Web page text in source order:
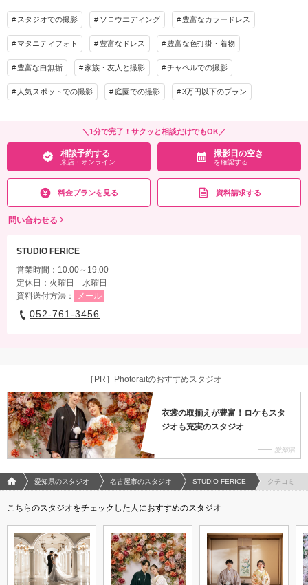
スタジオでの撮影 ソロウエディング 豊富なカラードレス
マタニティフォト 豊富なドレス 豊富な色打掛・着物
豊富な白無垢 家族・友人と撮影 チャペルでの撮影
人気スポットでの撮影 庭園での撮影 3万円以下のプラン
＼1分で完了！サクッと相談だけでもOK／
相談予約する
来店・オンライン
撮影日の空き
を確認する
料金プランを見る 資料請求する
問い合わせる
STUDIO FERICE
営業時間：10:00～19:00
定休日：火曜日 水曜日
資料送付方法：
メール
052-761-3456
［PR］Photoraitのおすすめスタジオ
衣裳の取揃えが豊富！ロケもスタ
ジオも充実のスタジオ
愛知県
フォトウエディング/結婚写真のPhotorait ホーム
愛知県のスタジオ 名古屋市のスタジオ STUDIO FERICE クチコミ
こちらのスタジオをチェックした人におすすめのスタジオ